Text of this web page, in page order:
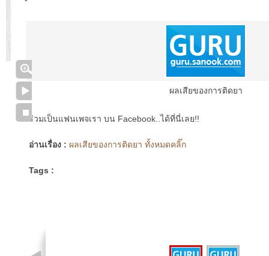
ผลเสียของการติดยา
ร่วมเป็นแฟนเพจเรา บน Facebook..ได้ที่นี่เลย!!
อ่านเรื่อง : ผลเสียของการติดยา ทั้งหมดคลิ๊ก
Tags :